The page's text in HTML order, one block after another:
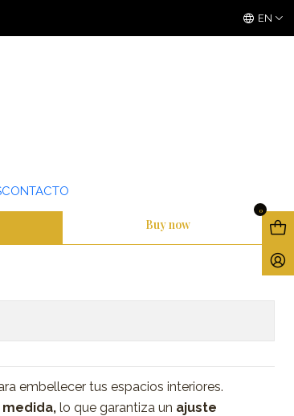
CONTACTO
0
EN
Buy now
embellecer tus espacios interiores.
lo que garantiza un ajuste